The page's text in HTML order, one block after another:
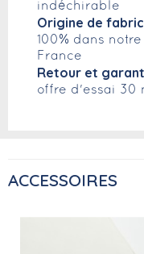
indéchirable
Origine de
100% dans
France
Retour et
offre d'essai 30
ACCESSOIRES